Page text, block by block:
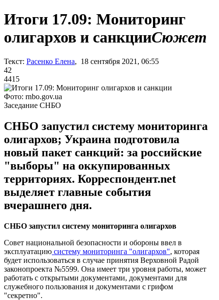
Итоги 17.09: Мониторинг
олигархов и санкцииСюжет
Текст: Расенко Елена, 18 сентября 2021, 06:55
42
4415
Фото: rnbo.gov.ua
Заседание СНБО
СНБО запустил систему мониторинга
олигархов; Украина подготовила
новый пакет санкций: за российские
"выборы" на оккупированных
территориях. Корреспондент.net
выделяет главные события
вчерашнего дня.
СНБО запустил систему мониторинга олигархов
Совет национальной безопасности и обороны ввел в
эксплуатацию систему мониторинга "олигархов", которая
будет использоваться в случае принятия Верховной Радой
законопроекта №5599. Она имеет три уровня работы, может
работать с открытыми документами, документами для
служебного пользования и документами с грифом
"секретно".